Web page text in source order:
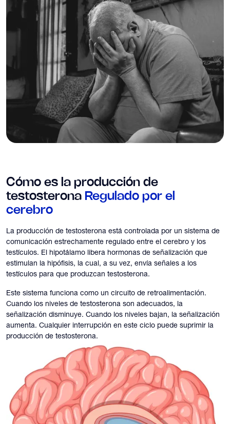
Cómo es la producción de
testosterona Regulado por el
cerebro
La producción de testosterona está controlada por un sistema de
comunicación estrechamente regulado entre el cerebro y los
testículos. El hipotálamo libera hormonas de señalización que
estimulan la hipófisis, la cual, a su vez, envía señales a los
testículos para que produzcan testosterona.
Este sistema funciona como un circuito de retroalimentación.
Cuando los niveles de testosterona son adecuados, la
señalización disminuye. Cuando los niveles bajan, la señalización
aumenta. Cualquier interrupción en este ciclo puede suprimir la
producción de testosterona.